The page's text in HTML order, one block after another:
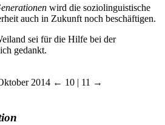
wird die soziolinguistische
auch in Zukunft noch beschäftigen.
sei für die Hilfe bei der
gedankt.
2014 ← 10 | 11 →